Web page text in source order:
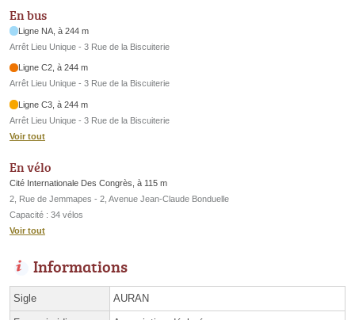
En bus
Ligne NA, à 244 m
Arrêt Lieu Unique - 3 Rue de la Biscuiterie
Ligne C2, à 244 m
Arrêt Lieu Unique - 3 Rue de la Biscuiterie
Ligne C3, à 244 m
Arrêt Lieu Unique - 3 Rue de la Biscuiterie
Voir tout
En vélo
Cité Internationale Des Congrès, à 115 m
2, Rue de Jemmapes - 2, Avenue Jean-Claude Bonduelle
Capacité : 34 vélos
Voir tout
Informations
Sigle AURAN